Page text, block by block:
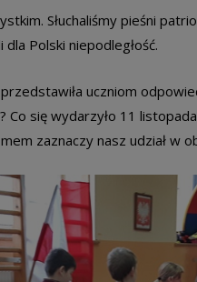
Słuchaliśmy pieśni
Polski niepodległość.
uczniom
Co się wydarzyło 11
zaznaczy nasz udział w